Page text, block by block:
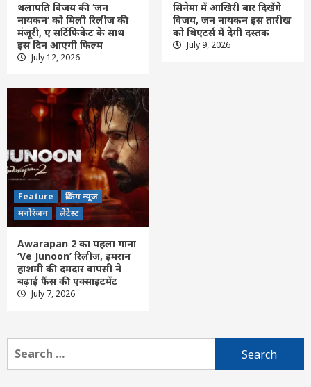
थलापति विजय की ‘जन
नायकन’ को मिली रिलीज की
मंजूरी, ए सर्टिफिकेट के साथ
इस दिन आएगी फिल्म
July 12, 2026
सिनेमा में आखिरी बार दिखेंगे
विजय, जन नायकन इस तारीख
को थिएटर्स में देगी दस्तक
July 9, 2026
Feature
ब्रेकिंग न्यूज
मनोरंजन
लेटेस्ट
Awarapan 2 का पहला गाना
‘Ve Junoon’ रिलीज, इमरान
हाशमी की दमदार वापसी ने
बढ़ाई फैंस की एक्साइटमेंट
July 7, 2026
Search
for:
Feature
4
Feature दिल्ली लेटेस्ट
‘जिंदगी की परीक्षा में सबकुछ आउट ऑफ सिलेबस’,
IIT दिल्ली के छात्रों से बोले पीएम मोदी
5
Feature दिल्ली
राघव चड्ढा ने पीएम मोदी को भेंट की भगवान गणेश
की मूर्ति, मुलाकात को बताया यादगार
Feature दिल्ली
प्रधानमंत्री ने आईआईटी दिल्ली के 57वें दीक्षांत
Feature Uncategorized दिल्ली लेटेस्ट